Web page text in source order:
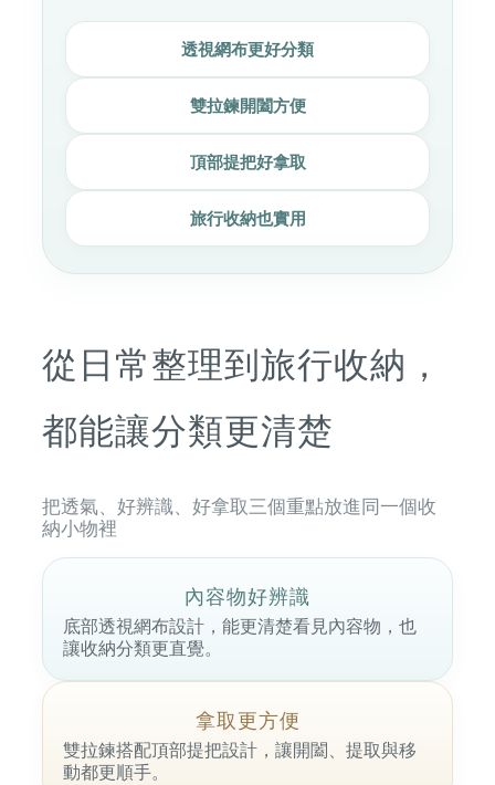
透視網布更好分類
雙拉鍊開闔方便
頂部提把好拿取
旅行收納也實用
從日常整理到旅行收納，
都能讓分類更清楚
把透氣、好辨識、好拿取三個重點放進同一個收
納小物裡
內容物好辨識
底部透視網布設計，能更清楚看見內容物，也
讓收納分類更直覺。
拿取更方便
雙拉鍊搭配頂部提把設計，讓開闔、提取與移
動都更順手。